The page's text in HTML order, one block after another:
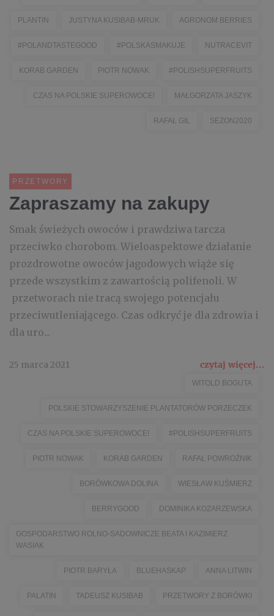
PLANTIN JUSTYNA KUSIBAB-MRUK AGRONOM BERRIES
#POLANDTASTEGOOD #POLSKASMAKUJE NUTRACEVIT
KORAB GARDEN PIOTR NOWAK #POLISHSUPERFRUITS
CZAS NA POLSKIE SUPEROWOCE! MAŁGORZATA JASZYK
RAFAŁ GIL SEZON2020
PRZETWORY
Zapraszamy na zakupy
Smak świeżych owoców i prawdziwa tarcza
przeciwko chorobom. Wieloaspektowe działanie
prozdrowotne owoców jagodowych wiąże się
przede wszystkim z zawartością polifenoli. W
przetworach nie tracą swojego potencjału
przeciwutleniającego. Czas odkryć je dla zdrowia i
dla uro...
25 marca 2021 czytaj więcej...
WITOLD BOGUTA
POLSKIE STOWARZYSZENIE PLANTATORÓW PORZECZEK
CZAS NA POLSKIE SUPEROWOCE! #POLISHSUPERFRUITS
PIOTR NOWAK KORAB GARDEN RAFAŁ POWROŹNIK
BORÓWKOWA DOLINA WIESŁAW KUŚMIERZ
BERRYGOOD DOMINIKA KOZARZEWSKA
GOSPODARSTWO ROLNO-SADOWNICZE BEATA I KAZIMIERZ
WASIAK
PIOTR BARYŁA BLUEHASKAP ANNA LITWIN
PALATIN TADEUSZ KUSIBAB PRZETWORY Z BORÓWKI